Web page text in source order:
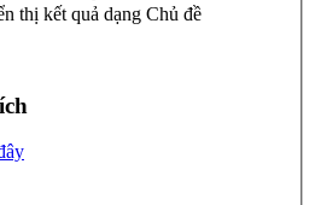
thị kết quả dạng Chủ đề